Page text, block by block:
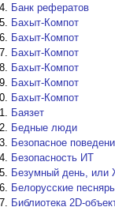
Банк рефератов
Бахыт-Компот
Бахыт-Компот
Бахыт-Компот
Бахыт-Компот
Бахыт-Компот
Бахыт-Компот
Баязет
Бедные люди
Безопасное
Безопасность ИТ
Безумный день, или
Белорусские
Библиотека 2D-